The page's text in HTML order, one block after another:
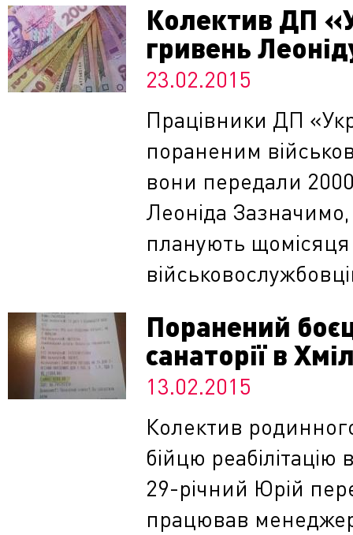
Колектив ДП
гривень
23.02.2015
Працівники ДП
пораненим
вони передали
Леоніда
планують щомісяця
Поранений
санаторії в
13.02.2015
Колектив
бійцю
29-річний Юрій
працював